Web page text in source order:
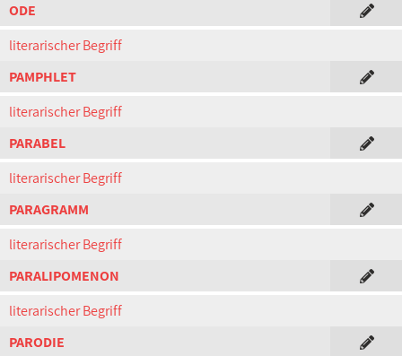
ODE
literarischer Begriff
PAMPHLET
literarischer Begriff
PARABEL
literarischer Begriff
PARAGRAMM
literarischer Begriff
PARALIPOMENON
literarischer Begriff
PARODIE